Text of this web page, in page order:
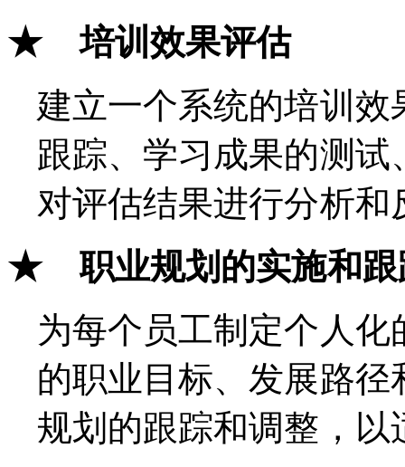
★ 培训效果评估
建立一个系统的培训
跟踪、学习成果的测
对评估结果进行分析
★ 职业规划的实施和跟
为每个员工制定个人
的职业目标、发展路
规划的跟踪和调整，